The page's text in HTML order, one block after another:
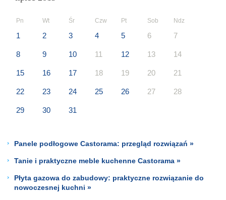
Pn Wt Śr Czw Pt Sob Ndz
1 2 3 4 5 6 7
8 9 10 11 12 13 14
15 16 17 18 19 20 21
22 23 24 25 26 27 28
29 30 31
Panele podłogowe Castorama: przegląd rozwiązań »
Tanie i praktyczne meble kuchenne Castorama »
Płyta gazowa do zabudowy: praktyczne rozwiązanie do
nowoczesnej kuchni »